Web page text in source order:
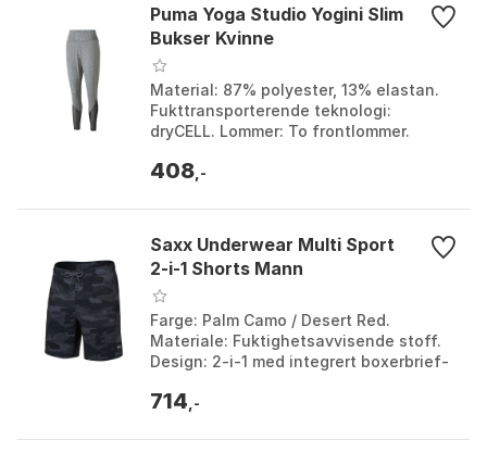
Puma Yoga Studio Yogini Slim
Bukser Kvinne
Material: 87% polyester, 13% elastan.
Fukttransporterende teknologi:
dryCELL. Lommer: To frontlommer.
Medium gray heath...
408 ,-
Saxx Underwear Multi Sport
2-i-1 Shorts Mann
Farge: Palm Camo / Desert Red.
Materiale: Fuktighetsavvisende stoff.
Design: 2-i-1 med integrert boxerbrief-
hverdagsbruk. Farge: P...
714 ,-